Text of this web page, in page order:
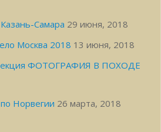
Самара 29 июня, 2018
Москва 2018 13 июня, 2018
ФОТОГРАФИЯ В ПОХОДЕ
Норвегии 26 марта, 2018